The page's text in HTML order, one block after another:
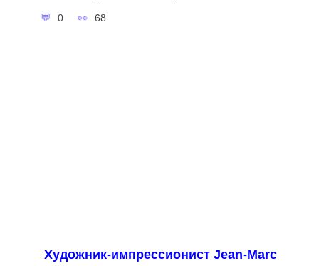
0 68
Художник-импрессионист Jean-Marc